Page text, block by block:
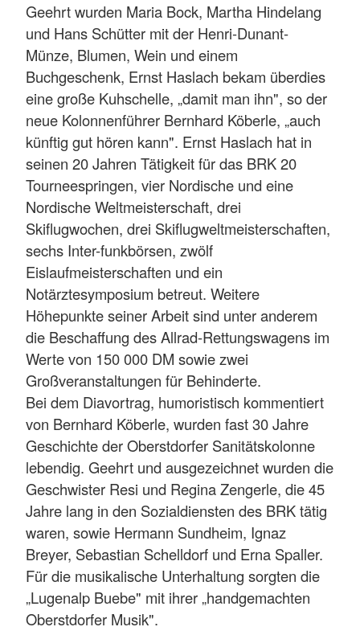
Geehrt wurden Maria Bock, Martha Hindelang
und Hans Schütter mit der Henri-Dunant-
Münze, Blumen, Wein und einem
Buchgeschenk, Ernst Haslach bekam überdies
eine große Kuhschelle, „damit man ihn", so der
neue Kolonnenführer Bernhard Köberle, „auch
künftig gut hören kann". Ernst Haslach hat in
seinen 20 Jahren Tätigkeit für das BRK 20
Tourneespringen, vier Nordische und eine
Nordische Weltmeisterschaft, drei
Skiflugwochen, drei Skiflugweltmeisterschaften,
sechs Inter-funkbörsen, zwölf
Eislaufmeisterschaften und ein
Notärztesymposium betreut. Weitere
Höhepunkte seiner Arbeit sind unter anderem
die Beschaffung des Allrad-Rettungswagens im
Werte von 150 000 DM sowie zwei
Großveranstaltungen für Behinderte.
Bei dem Diavortrag, humoristisch kommentiert
von Bernhard Köberle, wurden fast 30 Jahre
Geschichte der Oberstdorfer Sanitätskolonne
lebendig. Geehrt und ausgezeichnet wurden die
Geschwister Resi und Regina Zengerle, die 45
Jahre lang in den Sozialdiensten des BRK tätig
waren, sowie Hermann Sundheim, Ignaz
Breyer, Sebastian Schelldorf und Erna Spaller.
Für die musikalische Unterhaltung sorgten die
„Lugenalp Buebe" mit ihrer „handgemachten
Oberstdorfer Musik".